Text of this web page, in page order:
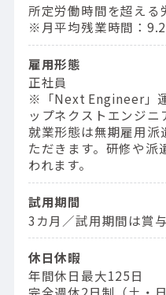
所定労働時間を超える
※月平均残業時間：9.2
雇用形態
正社員
※「Next Engineer」
ップネクストエンジニ
就業形態は無期雇用派
ただきます。研修や派
われます。
試用期間
3カ月／試用期間は賞
休日休暇
年間休日最大125日